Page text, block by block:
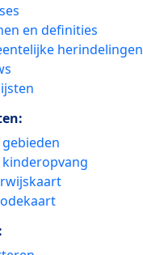
en definities
herindelingen
kinderopvang